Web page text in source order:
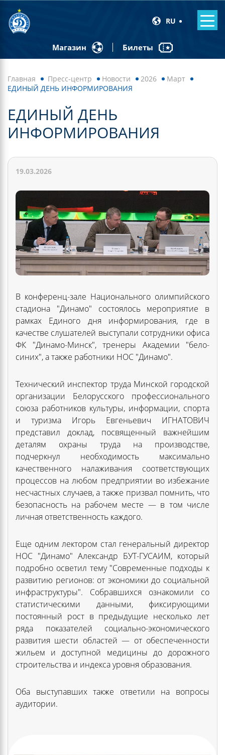
RU
Магазин Билеты
Главная Пресс-центр Новости 2026
Март
ЕДИНЫЙ ДЕНЬ ИНФОРМИРОВАНИЯ
ЕДИНЫЙ ДЕНЬ
ИНФОРМИРОВАНИЯ
19.03.2026
В конференц-зале Национального олимпийского
стадиона "Динамо" состоялось мероприятие в
рамках Единого дня информирования, где в
качестве слушателей выступали сотрудники офиса
ФК "Динамо-Минск", тренеры Академии "бело-
синих", а также работники НОС "Динамо".
Технический инспектор труда Минской городской
организации Белорусского профессионального
союза работников культуры, информации, спорта
и туризма Игорь Евгеньевич ИГНАТОВИЧ
представил доклад, посвященный важнейшим
деталям охраны труда на производстве,
подчеркнул необходимость максимально
качественного налаживания соответствующих
процессов на любом предприятии во избежание
несчастных случаев, а также призвал помнить, что
безопасность на рабочем месте — в том числе
личная ответственность каждого.
Еще одним лектором стал генеральный директор
НОС "Динамо" Александр БУТ-ГУСАИМ, который
подробно осветил тему "Современные подходы к
развитию регионов: от экономики до социальной
инфраструктуры". Собравшихся ознакомили со
статистическими данными, фиксирующими
постоянный рост в предыдущие несколько лет
ряда показателей социально-экономического
развития шести областей — от обеспеченности
жильем и доступной медицины до дорожного
строительства и индекса уровня образования.
Оба выступавших также ответили на вопросы
аудитории.